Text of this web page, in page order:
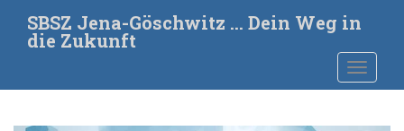
t
SBSZ Jena-Göschwitz … Dein Weg in
die Zukunft